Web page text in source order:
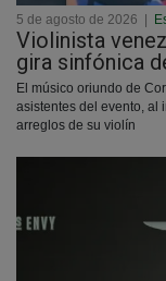
5 de agosto de 2026 |
Violinista
gira sinfónica
El músico oriundo de
asistentes del evento, al
arreglos de su violín